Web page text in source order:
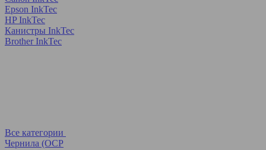
Epson InkTec
HP InkTec
Канистры InkTec
Brother InkTec
Все категории
Чернила (OCP